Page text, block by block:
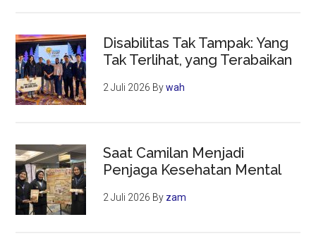
Disabilitas Tak Tampak: Yang
Tak Terlihat, yang Terabaikan
2 Juli 2026 Bywah
Saat Camilan Menjadi
Penjaga Kesehatan Mental
2 Juli 2026 By zam